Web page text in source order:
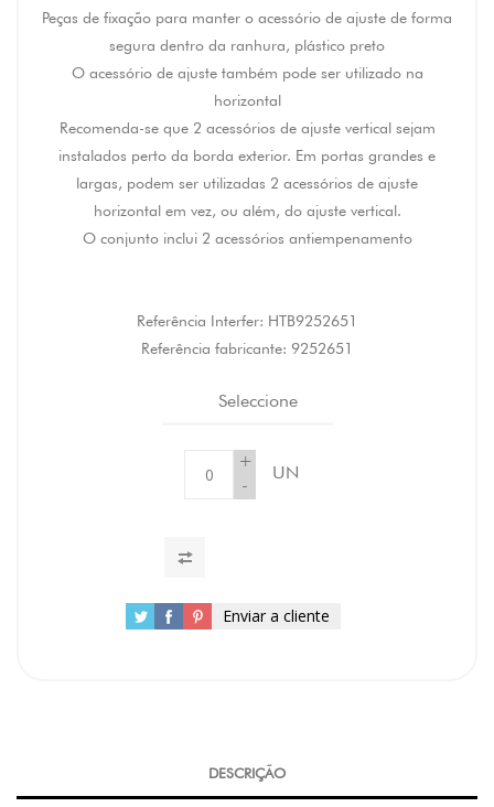
Peças de fixação para manter o acessório de ajuste de forma
segura dentro da ranhura, plástico preto
O acessório de ajuste também pode ser utilizado na
horizontal
Recomenda-se que 2 acessórios de ajuste vertical sejam
instalados perto da borda exterior. Em portas grandes e
largas, podem ser utilizadas 2 acessórios de ajuste
horizontal em vez, ou além, do ajuste vertical.
O conjunto inclui 2 acessórios antiempenamento
Referência Interfer: HTB9252651
Referência fabricante: 9252651
Seleccione
+
-
UN
Enviar a cliente
DESCRIÇÃO